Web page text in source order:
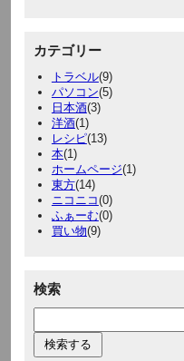
カテゴリー
トラベル(9)
パソコン(5)
日本酒(3)
洋酒(1)
レシピ(13)
本(1)
ホームページ(1)
東方(14)
ニコニコ(0)
ふぁーむ(0)
買い物(9)
検索